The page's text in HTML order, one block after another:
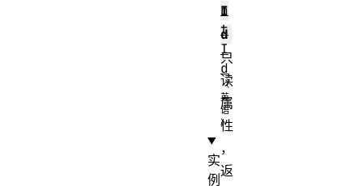
I
d
只
读
属
性
，
返
n
t
I
d
实
例